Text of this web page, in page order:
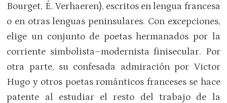
Bourget, É. Verhaeren), escritos en lengua francesa
o en otras lenguas peninsulares. Con excepciones,
elige un conjunto de poetas hermanados por la
corriente simbolista–modernista finisecular. Por
otra parte, su confesada admiración por Victor
Hugo y otros poetas románticos franceses se hace
patente al estudiar el resto del trabajo de la